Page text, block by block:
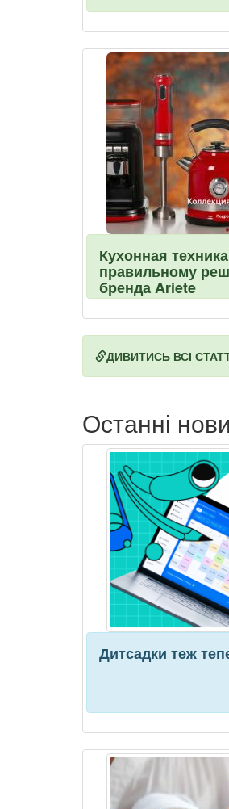
Кухонная
правильному
бренда Ariete
ДИВИТИСЬ ВСІ
Останні
Дитсадки теж